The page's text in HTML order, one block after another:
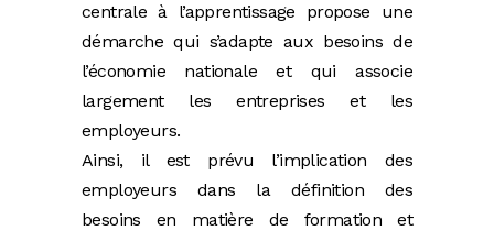
centrale à l’apprentissage propose une
démarche qui s’adapte aux besoins de
l’économie nationale et qui associe
largement les entreprises et les
employeurs.
Ainsi, il est prévu l’implication des
employeurs dans la définition des
besoins en matière de formation et